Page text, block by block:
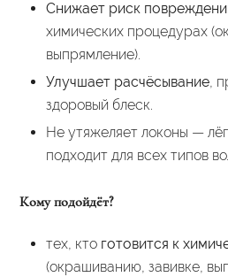
Снижает риск
химических процедурах
выпрямление).
Улучшает расчёсывание,
здоровый блеск.
Не утяжеляет локоны —
подходит для всех типов
Кому подойдёт?
тех, кто готовится к
(окрашиванию, завивке,